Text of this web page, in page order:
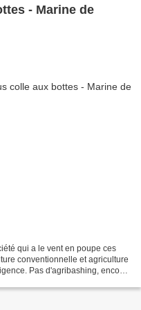
- Marine de
qui a le vent en poupe ces
conventionnelle et agriculture
Pas d'agribashing, encore